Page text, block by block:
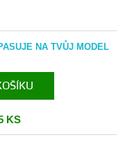
NA TVŮJ MODEL
KS